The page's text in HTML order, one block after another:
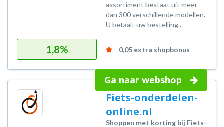
assortiment bestaat uit meer
dan 300 verschillende modellen.
U betaalt uw bestelling...
1,8% 0,05 extra shopbonus
Ga naar webshop
Fiets-onderdelen-
online.nl
Shoppen met korting bij Fiets-